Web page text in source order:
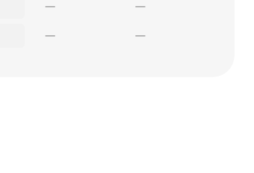
— —
— —